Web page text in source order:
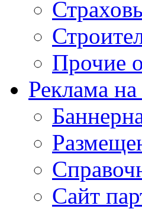
Прочие
Реклама на
Сайт